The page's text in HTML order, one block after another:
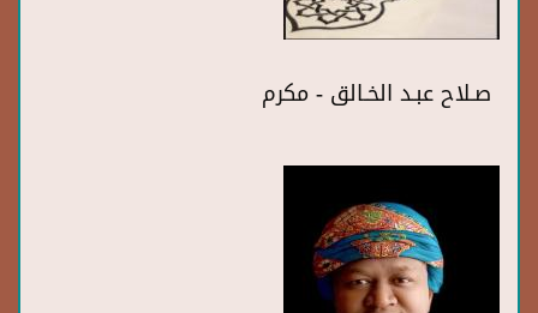
صـلاح عبـد الخـالق - مكرم